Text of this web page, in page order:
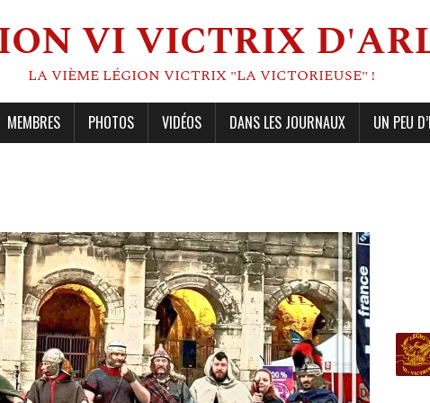
VI VICTRIX
LA VIÈME LÉGION VICTRIX "LA VICTORIEUSE" !
MEMBRES PHOTOS VIDÉOS DANS LES JOURNAUX UN PEU